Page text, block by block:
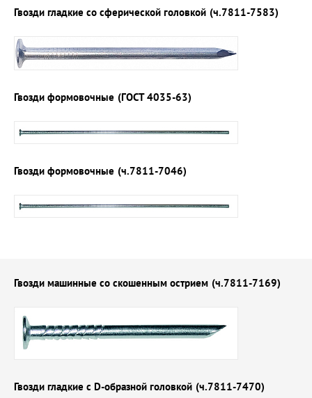
Гвозди гладкие со сферической головкой (ч.7811-7583)
Гвозди формовочные (ГОСТ 4035-63)
Гвозди формовочные (ч.7811-7046)
Гвозди машинные со скошенным острием (ч.7811-7169)
Гвозди гладкие с D-образной головкой (ч.7811-7470)